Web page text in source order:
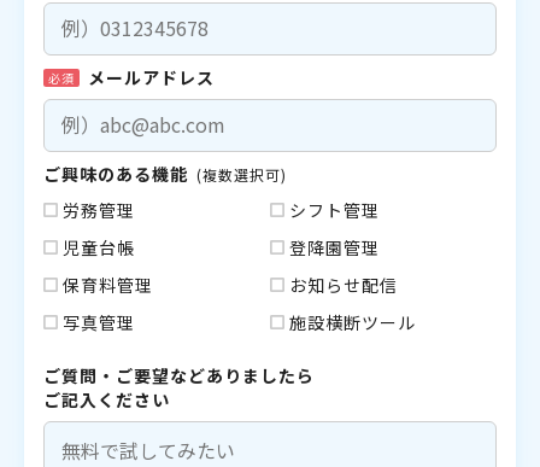
必須 メールアドレス
ご興味のある機能 (複数選択可)
労務管理
シフト管理
児童台帳
登降園管理
保育料管理
お知らせ配信
写真管理
施設横断ツール
ご質問・ご要望などありましたら
ご記入ください